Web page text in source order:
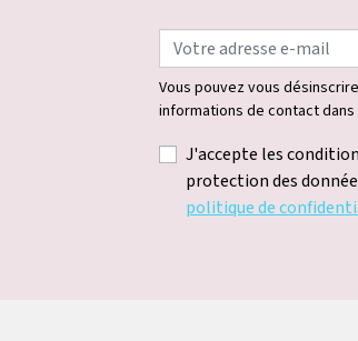
Vous pouvez vous
informations de contact
J'accepte les
protection des
politique de